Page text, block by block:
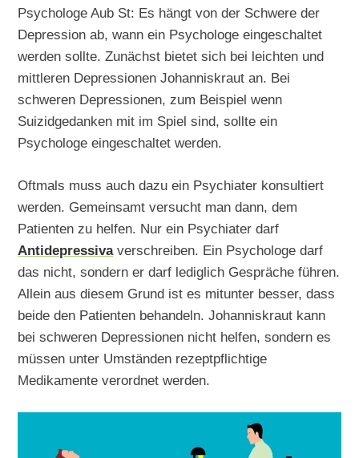
Psychologe Aub St: Es hängt von der Schwere der
Depression ab, wann ein Psychologe eingeschaltet
werden sollte. Zunächst bietet sich bei leichten und
mittleren Depressionen Johanniskraut an. Bei
schweren Depressionen, zum Beispiel wenn
Suizidgedanken mit im Spiel sind, sollte ein
Psychologe eingeschaltet werden.
Oftmals muss auch dazu ein Psychiater konsultiert
werden. Gemeinsamt versucht man dann, dem
Patienten zu helfen. Nur ein Psychiater darf
Antidepressivaverschreiben. Ein Psychologe darf
das nicht, sondern er darf lediglich Gespräche führen.
Allein aus diesem Grund ist es mitunter besser, dass
beide den Patienten behandeln. Johanniskraut kann
bei schweren Depressionen nicht helfen, sondern es
müssen unter Umständen rezeptpflichtige
Medikamente verordnet werden.